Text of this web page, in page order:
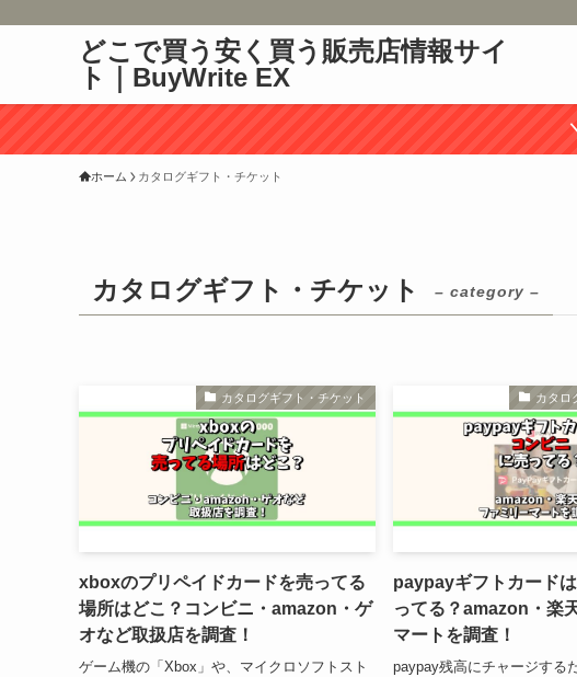
どこで買う安く買う販売店情報サイ
ト｜BuyWrite EX
ホーム カタログギフト・チケット
カタログギフト・チケット – category –
カタログギフト・チケット
xboxのプリペイドカードを売ってる
場所はどこ？コンビニ・amazon・ゲ
オなど取扱店を調査！
ゲーム機の「Xbox」や、マイクロソフトスト
カタロ
paypayギフトカード
ってる？amazon・楽
マートを調査！
paypay残高にチャージする